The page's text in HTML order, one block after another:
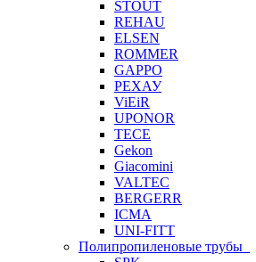
STOUT
REHAU
ELSEN
ROMMER
GAPPO
РЕХАУ
ViEiR
UPONOR
TECE
Gekon
Giacomini
VALTEC
BERGERR
ICMA
UNI-FITT
Полипропиленовые трубы